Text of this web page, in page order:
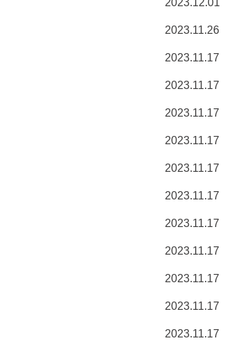
2023.12.01
2023.11.26
2023.11.17
2023.11.17
2023.11.17
2023.11.17
2023.11.17
2023.11.17
2023.11.17
2023.11.17
2023.11.17
2023.11.17
2023.11.17